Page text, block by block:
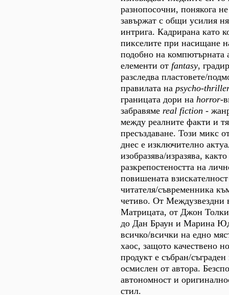
разнопосочни, понякога
завържат с общи усилия
интрига. Кадрирана като
пикселите при насищане
подобно на компютърната
елементи от fantasy,
разследва пластовете/
правилата на psycho-
границата дори на horror-
забравяме real fiction -
между реалните факти и
пресъздаване. Този микс
днес е изключително
изобразява/изразява,
разкрепостеността на
повишената
читателя/съвременника
четиво. От Междузвездни
Матрицата, от Джон
до Дан Браун и Марина
всичко/всички на едно
хаос, защото качествено
продукт е събран/
осмислен от автора.
автономност и
стил.